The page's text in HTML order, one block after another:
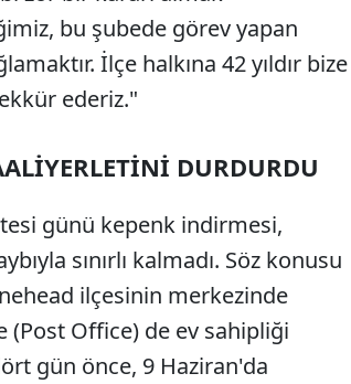
bu şubede görev yapan
İlçe halkına 42 yıldır bize
ederiz."
DURDURDU
günü kepenk indirmesi,
sınırlı kalmadı. Söz konusu
ilçesinin merkezinde
Office) de ev sahipliği
gün önce, 9 Haziran'da